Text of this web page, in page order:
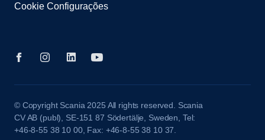
Cookie Configurações
© Copyright Scania 2025 All rights reserved. Scania
CV AB (publ), SE-151 87 Södertälje, Sweden, Tel:
+46-8-55 38 10 00, Fax: +46-8-55 38 10 37.